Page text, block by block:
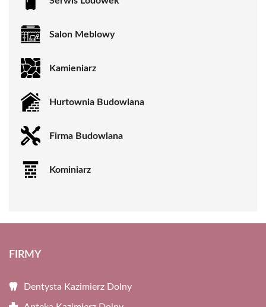
Salon Meblowy
Kamieniarz
Hurtownia Budowlana
Firma Budowlana
Kominiarz
FIRMY
Dentysta Kazimierz Dolny